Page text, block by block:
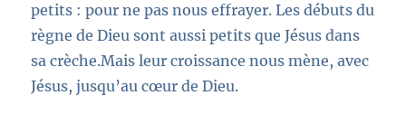
petits : pour ne pas nous effrayer. Les débuts du
règne de Dieu sont aussi petits que Jésus dans
sa crèche.Mais leur croissance nous mène, avec
Jésus, jusqu’au cœur de Dieu.